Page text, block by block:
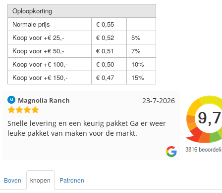
Oploopkorting
Normale prijs
€ 0,55
Koop voor +€ 25,-
€ 0,52
5%
Koop voor +€ 50,-
€ 0,51
7%
Koop voor +€ 100,-
€ 0,50
10%
Koop voor +€ 150,-
€ 0,47 15%
17-7-2026
Hilde uit Loyers
Reeds meerdere keren breigaren en breinaalden
besteld, altijd heel tevreden over de service.
Loes uit
Snelle
Boven knopen Patronen